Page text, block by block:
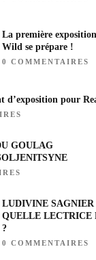
La première
Wild se prépare !
0 COMMENTAIRES
d’exposition pour
GOULAG
LUDIVINE SAGNIER
QUELLE LECTRICE
?
0 COMMENTAIRES